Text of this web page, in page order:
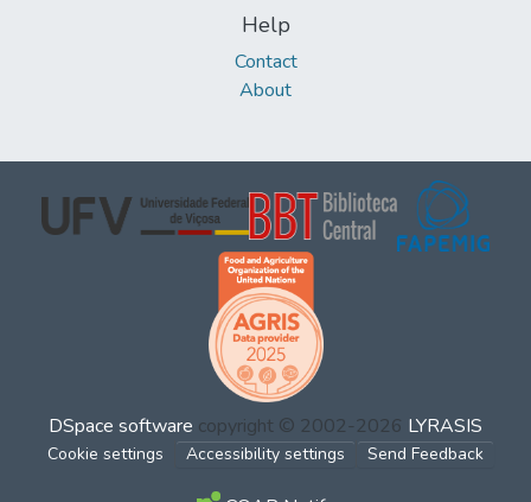
Help
Contact
About
DSpace software copyright © 2002-2026 LYRASIS
Cookie settings Accessibility settings Send Feedback